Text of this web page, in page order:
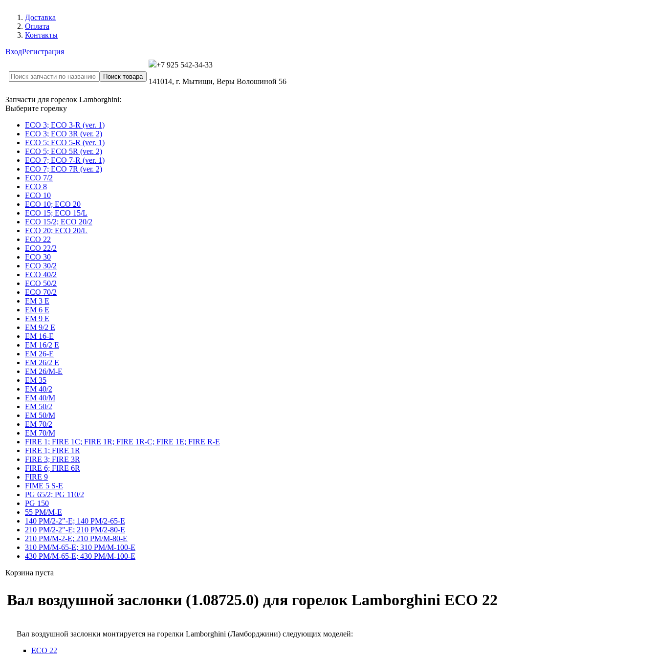
Доставка
Оплата
Контакты
ВходРегистрация
+7 925 542-34-33
141014, г. Мытищи, Веры Волошиной 56
Запчасти для горелок Lamborghini:
Выберите горелку
ECO 3; ECO 3-R (ver. 1)
ECO 3; ECO 3R (ver. 2)
ECO 5; ECO 5-R (ver. 1)
ECO 5; ECO 5R (ver. 2)
ECO 7; ECO 7-R (ver. 1)
ECO 7; ECO 7R (ver. 2)
ECO 7/2
ECO 8
ECO 10
ECO 10; ECO 20
ECO 15; ECO 15/L
ECO 15/2; ECO 20/2
ECO 20; ECO 20/L
ECO 22
ECO 22/2
ECO 30
ECO 30/2
ECO 40/2
ECO 50/2
ECO 70/2
EM 3 E
EM 6 E
EM 9 E
EM 9/2 E
EM 16-E
EM 16/2 E
EM 26-E
EM 26/2 E
EM 26/M-E
EM 35
EM 40/2
EM 40/M
EM 50/2
EM 50/M
EM 70/2
EM 70/M
FIRE 1; FIRE 1C; FIRE 1R; FIRE 1R-C; FIRE 1E; FIRE R-E
FIRE 1; FIRE 1R
FIRE 3; FIRE 3R
FIRE 6; FIRE 6R
FIRE 9
FIME 5 S-E
PG 65/2; PG 110/2
PG 150
55 PM/M-E
140 PM/2-2"-E; 140 PM/2-65-E
210 PM/2-2"-E; 210 PM/2-80-E
210 PM/M-2-E; 210 PM/M-80-E
310 PM/M-65-E; 310 PM/M-100-E
430 PM/M-65-E; 430 PM/M-100-E
Корзина пуста
Вал воздушной заслонки (1.08725.0) для горелок Lamborghini ECO 22
Вал воздушной заслонки монтируется на горелки Lamborghini (Ламборджини) следующих моделей:
ECO 22